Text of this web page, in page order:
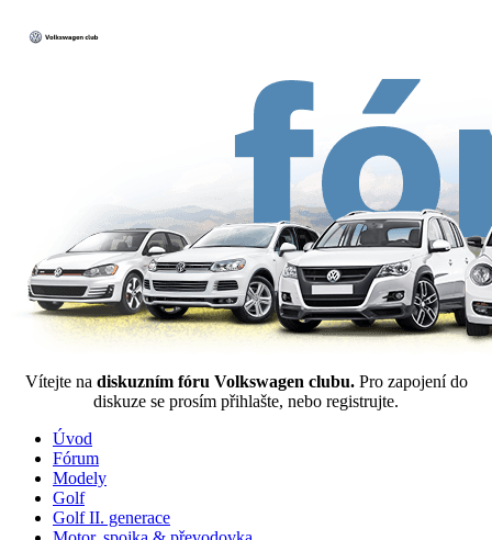
Vítejte na diskuzním fóru Volkswagen clubu. Pro zapojení do
diskuze se prosím přihlašte, nebo registrujte.
Úvod
Fórum
Modely
Golf
Golf II. generace